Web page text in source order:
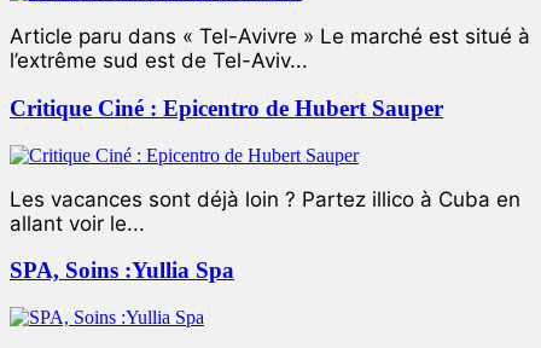
Article paru dans « Tel-Avivre » Le marché est situé à
l’extrême sud est de Tel-Aviv...
Critique Ciné : Epicentro de Hubert Sauper
Les vacances sont déjà loin ? Partez illico à Cuba en
allant voir le...
SPA, Soins :Yullia Spa